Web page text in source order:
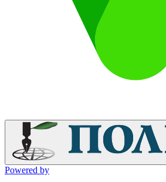
Powered by